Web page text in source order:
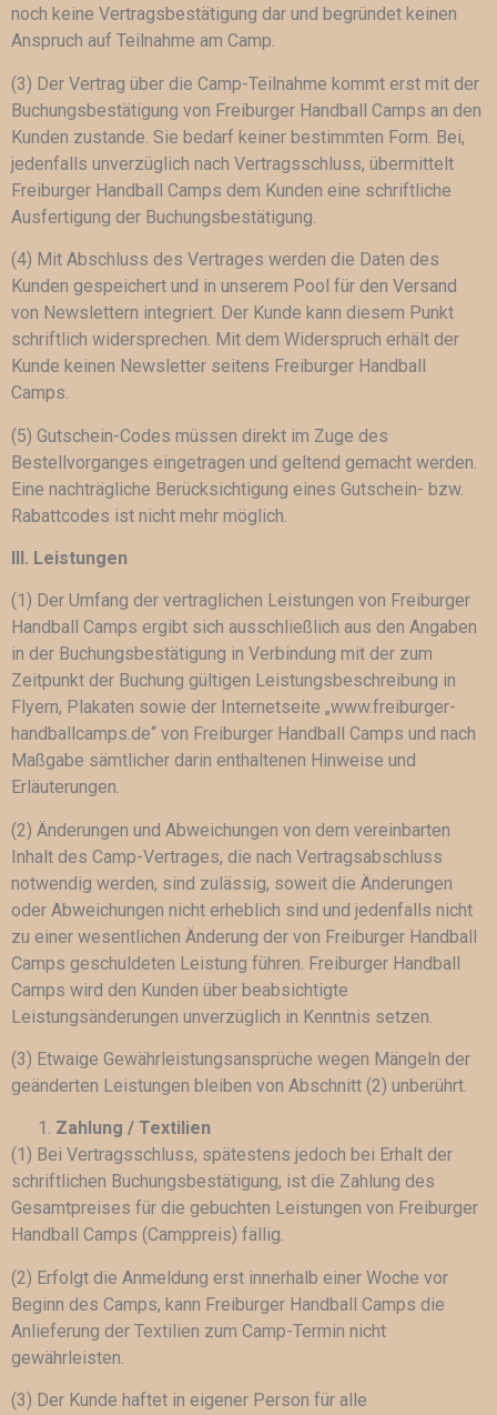
noch keine Vertragsbestätigung dar und begründet keinen
Anspruch auf Teilnahme am Camp.
(3) Der Vertrag über die Camp-Teilnahme kommt erst mit der
Buchungsbestätigung von Freiburger Handball Camps an den
Kunden zustande. Sie bedarf keiner bestimmten Form. Bei,
jedenfalls unverzüglich nach Vertragsschluss, übermittelt
Freiburger Handball Camps dem Kunden eine schriftliche
Ausfertigung der Buchungsbestätigung.
(4) Mit Abschluss des Vertrages werden die Daten des
Kunden gespeichert und in unserem Pool für den Versand
von Newslettern integriert. Der Kunde kann diesem Punkt
schriftlich widersprechen. Mit dem Widerspruch erhält der
Kunde keinen Newsletter seitens Freiburger Handball
Camps.
(5) Gutschein-Codes müssen direkt im Zuge des
Bestellvorganges eingetragen und geltend gemacht werden.
Eine nachträgliche Berücksichtigung eines Gutschein- bzw.
Rabattcodes ist nicht mehr möglich.
III. Leistungen
(1) Der Umfang der vertraglichen Leistungen von Freiburger
Handball Camps ergibt sich ausschließlich aus den Angaben
in der Buchungsbestätigung in Verbindung mit der zum
Zeitpunkt der Buchung gültigen Leistungsbeschreibung in
Flyern, Plakaten sowie der Internetseite „www.freiburger-
handballcamps.de“ von Freiburger Handball Camps und nach
Maßgabe sämtlicher darin enthaltenen Hinweise und
Erläuterungen.
(2) Änderungen und Abweichungen von dem vereinbarten
Inhalt des Camp-Vertrages, die nach Vertragsabschluss
notwendig werden, sind zulässig, soweit die Änderungen
oder Abweichungen nicht erheblich sind und jedenfalls nicht
zu einer wesentlichen Änderung der von Freiburger Handball
Camps geschuldeten Leistung führen. Freiburger Handball
Camps wird den Kunden über beabsichtigte
Leistungsänderungen unverzüglich in Kenntnis setzen.
(3) Etwaige Gewährleistungsansprüche wegen Mängeln der
geänderten Leistungen bleiben von Abschnitt (2) unberührt.
Zahlung / Textilien
(1) Bei Vertragsschluss, spätestens jedoch bei Erhalt der
schriftlichen Buchungsbestätigung, ist die Zahlung des
Gesamtpreises für die gebuchten Leistungen von Freiburger
Handball Camps (Camppreis) fällig.
(2) Erfolgt die Anmeldung erst innerhalb einer Woche vor
Beginn des Camps, kann Freiburger Handball Camps die
Anlieferung der Textilien zum Camp-Termin nicht
gewährleisten.
(3) Der Kunde haftet in eigener Person für alle